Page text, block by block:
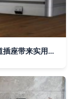
厨房装修新选择 告别传统插座，智能轨道插座带来实用与安全